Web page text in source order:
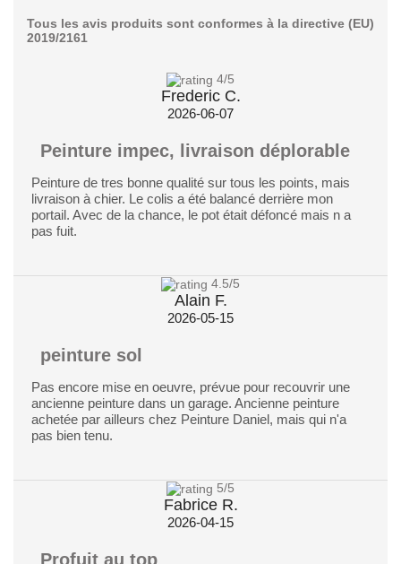
Tous les avis produits sont conformes à la directive (EU)
2019/2161
4/5
Frederic C.
2026-06-07
Peinture impec, livraison déplorable
Peinture de tres bonne qualité sur tous les points, mais
livraison à chier. Le colis a été balancé derrière mon
portail. Avec de la chance, le pot était défoncé mais n a
pas fuit.
4.5/5
Alain F.
2026-05-15
peinture sol
Pas encore mise en oeuvre, prévue pour recouvrir une
ancienne peinture dans un garage. Ancienne peinture
achetée par ailleurs chez Peinture Daniel, mais qui n'a
pas bien tenu.
5/5
Fabrice R.
2026-04-15
Profuit au top